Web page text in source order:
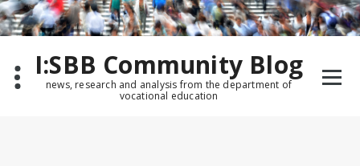
Zum
Inhalt
springen
I:SBB Community Blog
news, research and analysis from the department of
vocational education